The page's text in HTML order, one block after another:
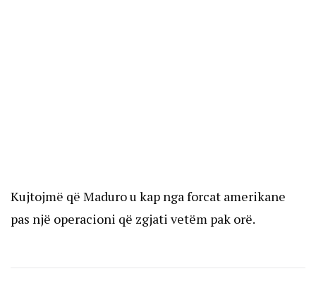
Kujtojmë që Maduro u kap nga forcat amerikane
pas një operacioni që zgjati vetëm pak orë.